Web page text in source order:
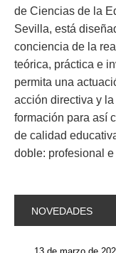
de Ciencias de la
Sevilla, está
conciencia de la
teórica, práctica e
permita una
acción directiva y
formación para así
de calidad
doble: profesional
NOVEDADES